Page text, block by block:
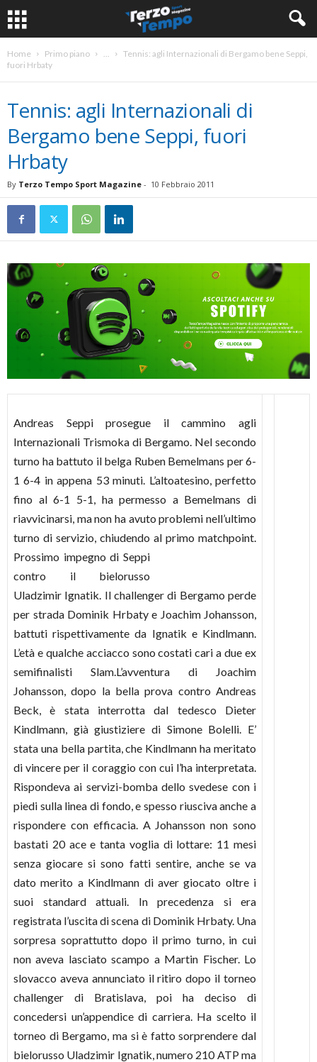
Home Primo piano ...
Tennis: agli Internazionali di Bergamo bene Seppi,
fuori Hrbaty
Tennis: agli Internazionali di
Bergamo bene Seppi, fuori
Hrbaty
By Terzo Tempo Sport Magazine - 10 Febbraio 2011
Andreas Seppi prosegue il cammino agli
Internazionali Trismoka di Bergamo. Nel secondo
turno ha battuto il belga Ruben Bemelmans per 6-
1 6-4 in appena 53 minuti. L’altoatesino, perfetto
fino al 6-1 5-1, ha permesso a Bemelmans di
riavvicinarsi, ma non ha avuto problemi nell’ultimo
turno di servizio, chiudendo al primo matchpoint.
Prossimo impegno di Seppi
contro il bielorusso
Uladzimir Ignatik. Il challenger di Bergamo perde
per strada Dominik Hrbaty e Joachim Johansson,
battuti rispettivamente da Ignatik e Kindlmann.
L’età e qualche acciacco sono costati cari a due ex
semifinalisti Slam.L’avventura di Joachim
Johansson, dopo la bella prova contro Andreas
Beck, è stata interrotta dal tedesco Dieter
Kindlmann, già giustiziere di Simone Bolelli. E’
stata una bella partita, che Kindlmann ha meritato
di vincere per il coraggio con cui l’ha interpretata.
Rispondeva ai servizi-bomba dello svedese con i
piedi sulla linea di fondo, e spesso riusciva anche a
rispondere con efficacia. A Johansson non sono
bastati 20 ace e tanta voglia di lottare: 11 mesi
senza giocare si sono fatti sentire, anche se va
dato merito a Kindlmann di aver giocato oltre i
suoi standard attuali. In precedenza si era
registrata l’uscita di scena di Dominik Hrbaty. Una
sorpresa soprattutto dopo il primo turno, in cui
non aveva lasciato scampo a Martin Fischer. Lo
slovacco aveva annunciato il ritiro dopo il torneo
challenger di Bratislava, poi ha deciso di
concedersi un’appendice di carriera. Ha scelto il
torneo di Bergamo, ma si è fatto sorprendere dal
bielorusso Uladzimir Ignatik, numero 210 ATP ma